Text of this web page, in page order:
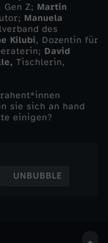
Z; Martin
Manuela
des
Kilubi, Dozentin für
David
Tischlerin,
sie sich an hand
einigen?
UNBUBBLE